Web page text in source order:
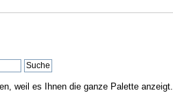
weil es Ihnen die ganze Palette anzeigt.